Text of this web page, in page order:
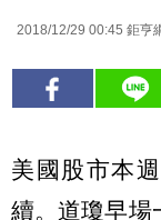
2018/12/29 00:45 鉅亨
美國股市本
續。道瓊早場